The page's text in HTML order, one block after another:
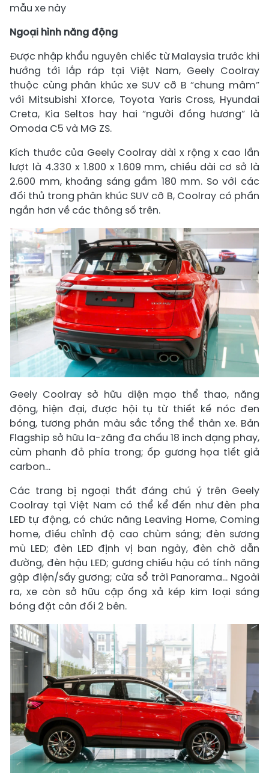
mẫu xe này
Ngoại hình năng động
Được nhập khẩu nguyên chiếc từ Malaysia trước khi
hướng tới lắp ráp tại Việt Nam, Geely Coolray
thuộc cùng phân khúc xe SUV cỡ B “chung mâm”
với Mitsubishi Xforce, Toyota Yaris Cross, Hyundai
Creta, Kia Seltos hay hai “người đồng hương” là
Omoda C5 và MG ZS.
Kích thước của Geely Coolray dài x rộng x cao lần
lượt là 4.330 x 1.800 x 1.609 mm, chiều dài cơ sở là
2.600 mm, khoảng sáng gầm 180 mm. So với các
đối thủ trong phân khúc SUV cỡ B, Coolray có phần
ngắn hơn về các thông số trên.
Geely Coolray sở hữu diện mạo thể thao, năng
động, hiện đại, được hội tụ từ thiết kế nóc đen
bóng, tương phản màu sắc tổng thể thân xe. Bản
Flagship sở hữu la-zăng đa chấu 18 inch dạng phay,
cùm phanh đỏ phía trong; ốp gương họa tiết giả
carbon...
Các trang bị ngoại thất đáng chú ý trên Geely
Coolray tại Việt Nam có thể kể đến như đèn pha
LED tự động, có chức năng Leaving Home, Coming
home, điều chỉnh độ cao chùm sáng; đèn sương
mù LED; đèn LED định vị ban ngày, đèn chờ dẫn
đường, đèn hậu LED; gương chiếu hậu có tính năng
gập điện/sấy gương; cửa sổ trời Panorama... Ngoài
ra, xe còn sở hữu cặp ống xả kép kim loại sáng
bóng đặt cân đối 2 bên.